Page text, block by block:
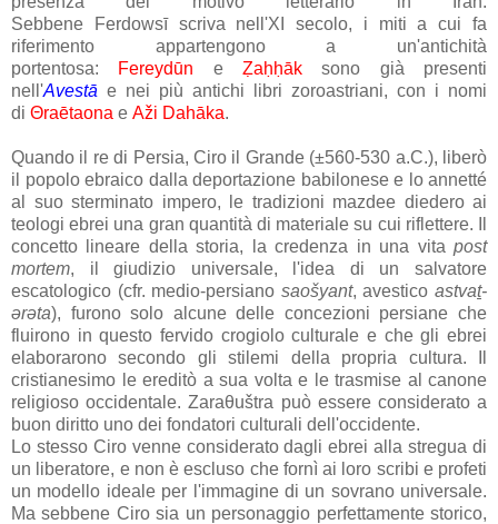
Sebbene Ferdowsī scriva nell'XI secolo, i miti a cui fa
riferimento appartengono a un'antichità
portentosa: Fereydūn e Ẓaḥḥāk sono già presenti
nell'Avestā e nei più antichi libri zoroastriani, con i nomi
di Θraētaona e Aži Dahāka.
Quando il re di Persia, Ciro il Grande (±560-530 a.C.), liberò
il popolo ebraico dalla deportazione babilonese e lo annetté
al suo sterminato impero, le tradizioni mazdee diedero ai
teologi ebrei una gran quantità di materiale su cui riflettere. Il
concetto lineare della storia, la credenza in una vita post
mortem, il giudizio universale, l'idea di un salvatore
escatologico (cfr. medio-persiano saošyant, avesticoastvat-
ǝrǝta), furono solo alcune delle concezioni persiane che
fluirono in questo fervido crogiolo culturale e che gli ebrei
elaborarono secondo gli stilemi della propria cultura. Il
cristianesimo le ereditò a sua volta e le trasmise al canone
religioso occidentale. Zaraθuštra può essere considerato a
buon diritto uno dei fondatori culturali dell'occidente.
Lo stesso Ciro venne considerato dagli ebrei alla stregua di
un liberatore, e non è escluso che fornì ai loro scribi e profeti
un modello ideale per l'immagine di un sovrano universale.
Ma sebbene Ciro sia un personaggio perfettamente storico,